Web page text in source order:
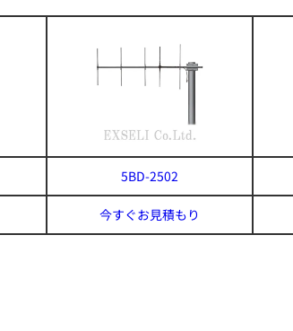
5BD-2502
今すぐお見積もり